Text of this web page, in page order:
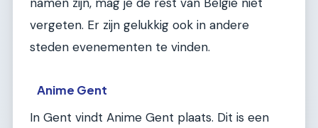
namen zijn, mag je de rest van België niet
vergeten. Er zijn gelukkig ook in andere
steden evenementen te vinden.
Anime Gent
In Gent vindt Anime Gent plaats. Dit is een